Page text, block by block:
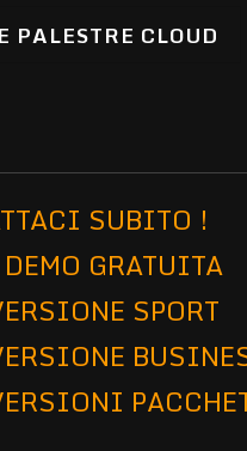
PALESTRE CLOUD
SUBITO !
GRATUITA
SPORT